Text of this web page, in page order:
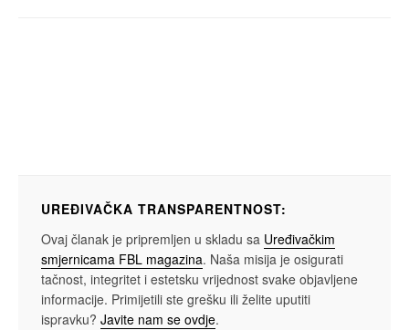
UREĐIVAČKA TRANSPARENTNOST:
Ovaj članak je pripremljen u skladu sa Uređivačkim
smjernicama FBL magazina. Naša misija je osigurati
tačnost, integritet i estetsku vrijednost svake objavljene
informacije. Primijetili ste grešku ili želite uputiti
ispravku? Javite nam se ovdje.